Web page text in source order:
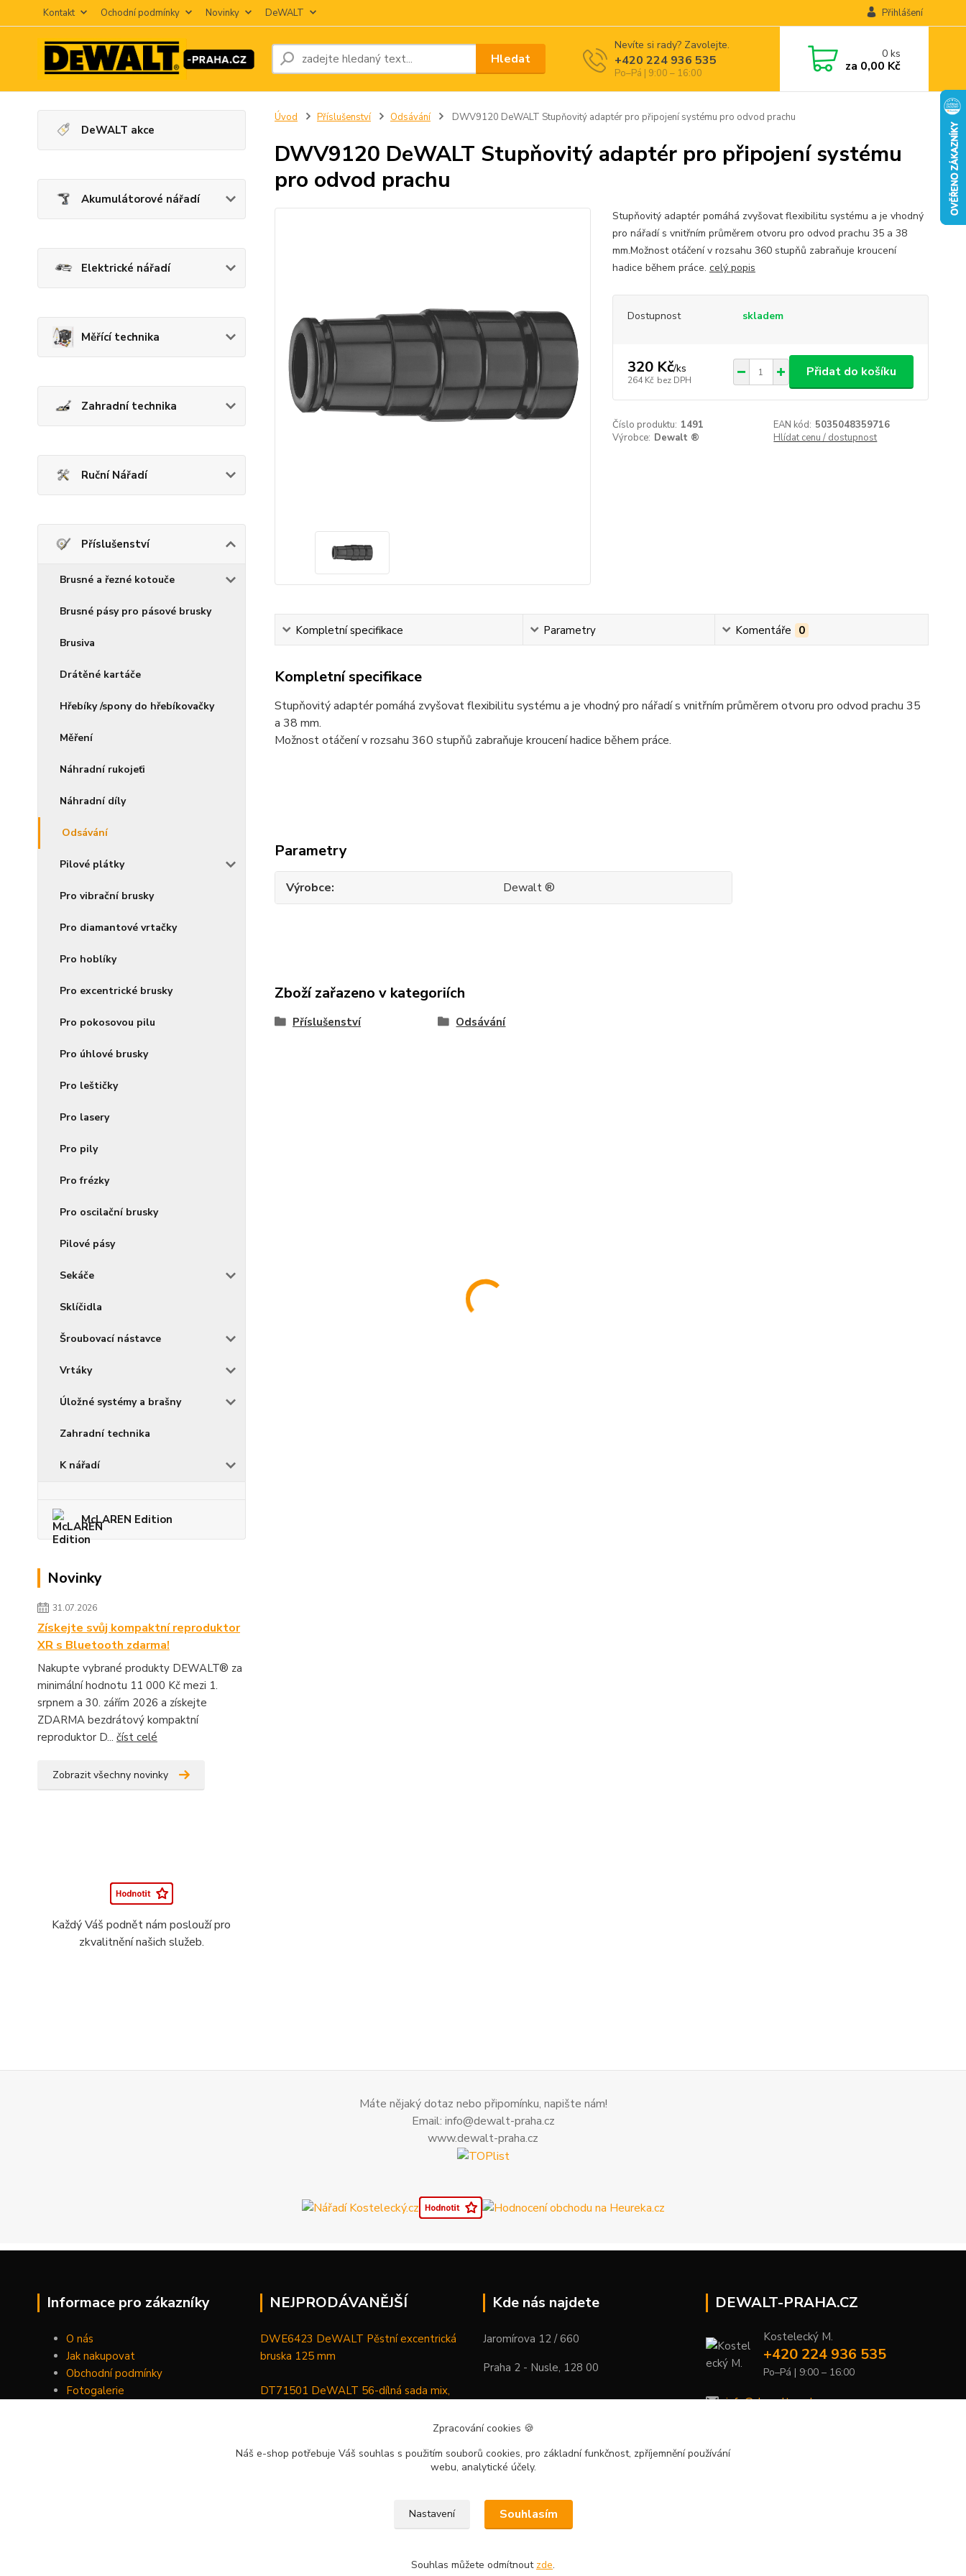
Kontakt Ochodní podmínky Novinky DeWALT Přihlášení
Hledat
Nevíte si rady? Zavolejte.
+420 224 936 535
Po–Pá | 9:00 – 16:00
0ks
za 0,00 Kč
DeWALT akce
Akumulátorové nářadí
Elektrické nářadí
Měřící technika
Zahradní technika
Ruční Nářadí
Příslušenství
Brusné a řezné kotouče
Brusné pásy pro pásové brusky
Brusiva
Drátěné kartáče
Hřebíky /spony do hřebíkovačky
Měření
Náhradní rukojeťi
Náhradní díly
Odsávání
Pilové plátky
Pro vibrační brusky
Pro diamantové vrtačky
Pro hoblíky
Pro excentrické brusky
Pro pokosovou pilu
Pro úhlové brusky
Pro leštičky
Pro lasery
Pro pily
Pro frézky
Pro oscilační brusky
Pilové pásy
Sekáče
Sklíčidla
Šroubovací nástavce
Vrtáky
Úložné systémy a brašny
Zahradní technika
K nářadí
McLAREN Edition
Novinky
31.07.2026
Získejte svůj kompaktní reproduktor
XR s Bluetooth zdarma!
Nakupte vybrané produkty DEWALT® za
minimální hodnotu 11 000 Kč mezi 1.
srpnem a 30. zářím 2026 a získejte
ZDARMA bezdrátový kompaktní
reproduktor D... číst celé
Zobrazit všechny novinky
Každý Váš podnět nám poslouží pro
zkvalitnění našich služeb.
Úvod Příslušenství Odsávání DWV9120 DeWALT Stupňovitý adaptér pro připojení systému pro odvod prachu
DWV9120 DeWALT Stupňovitý adaptér pro připojení systému
pro odvod prachu
Stupňovitý adaptér pomáhá zvyšovat flexibilitu systému a je vhodný
pro nářadí s vnitřním průměrem otvoru pro odvod prachu 35 a 38
mm.Možnost otáčení v rozsahu 360 stupňů zabraňuje kroucení
hadice během práce. celý popis
Dostupnost skladem
320 Kč/ks
264 Kč bez DPH
Přidat do košíku
Číslo produktu: 1491 EAN kód: 5035048359716
Výrobce: Dewalt ® Hlídat cenu / dostupnost
Kompletní specifikace Parametry Komentáře 0
Kompletní specifikace
Stupňovitý adaptér pomáhá zvyšovat flexibilitu systému a je vhodný pro nářadí s vnitřním průměrem otvoru pro odvod prachu 35
a 38 mm.
Možnost otáčení v rozsahu 360 stupňů zabraňuje kroucení hadice během práce.
Parametry
Výrobce Dewalt ®
Zboží zařazeno v kategoriích
Příslušenství Odsávání
Máte nějaký dotaz nebo připomínku, napište nám!
Email: info@dewalt-praha.cz
www.dewalt-praha.cz
Informace pro zákazníky
O nás
Jak nakupovat
Obchodní podmínky
Fotogalerie
NEJPRODÁVANĚJŠÍ
DWE6423 DeWALT Pěstní excentrická
bruska 125 mm
DT71501 DeWALT 56-dílná sada mix,
maznice 18 V XR Li-Ion samostatný stroj
Kde nás najdete
Jaromírova 12 / 660
Praha 2 - Nusle, 128 00
DEWALT-PRAHA.CZ
Kostelecký M.
+420 224 936 535
Po–Pá | 9:00 – 16:00
info@dewalt-praha.cz
Zpracování cookies 🍪
Náš e-shop potřebuje Váš souhlas s použitím souborů cookies, pro základní funkčnost, zpříjemnění používání
webu, analytické účely.
Nastavení Souhlasím
Souhlas můžete odmítnout zde.